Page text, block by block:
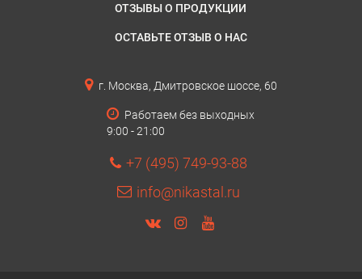
ОТЗЫВЫ О ПРОДУКЦИИ
ОСТАВЬТЕ ОТЗЫВ О НАС
г. Москва, Дмитровское шоссе, 60
Работаем без выходных
9:00 - 21:00
+7 (495) 749-93-88
info@nikastal.ru